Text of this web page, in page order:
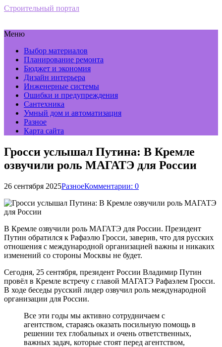
Строительный портал
Меню
Выбор материалов
Планирование ремонта
Бюджет и экономия
Дизайн интерьера
Инженерные системы
Ошибки и предупреждения
Сантехника
Умный дом и автоматизация
Разное
Карта сайта
Гросси услышал Путина: В Кремле
озвучили роль МАГАТЭ для России
26 сентября 2025РазноеКомментарии: 0
В Кремле озвучили роль МАГАТЭ для России. Президент
Путин обратился к Рафаэлю Гросси, заверив, что для русских
отношения с международной организацией важны и никаких
изменений со стороны Москвы не будет.
Сегодня, 25 сентября, президент России Владимир Путин
провёл в Кремле встречу с главой МАГАТЭ Рафаэлем Гросси.
В ходе беседы русский лидер озвучил роль международной
организации для России.
Все эти годы мы активно сотрудничаем с
агентством, стараясь оказать посильную помощь в
решении тех глобальных и очень ответственных,
важных задач, которые стоят перед агентством,